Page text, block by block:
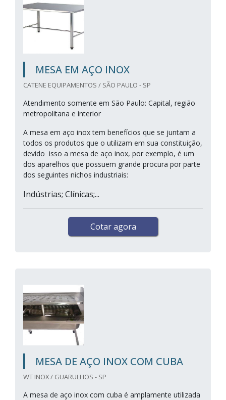
MESA EM AÇO INOX
CATENE EQUIPAMENTOS / SÃO PAULO - SP
Atendimento somente em São Paulo: Capital, região
metropolitana e interior
A mesa em aço inox tem benefícios que se juntam a
todos os produtos que o utilizam em sua constituição,
devido isso a mesa de aço inox, por exemplo, é um
dos aparelhos que possuem grande procura por parte
dos seguintes nichos industriais:
Indústrias; Clínicas;...
Cotar agora
MESA DE AÇO INOX COM CUBA
WT INOX / GUARULHOS - SP
A mesa de aço inox com cuba é amplamente utilizada